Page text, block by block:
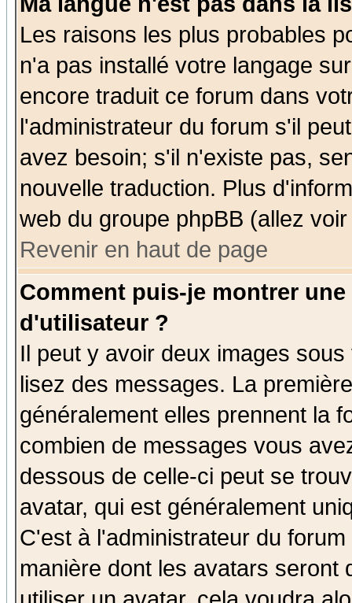
Les raisons les plus probables
n'a pas installé votre langage
encore traduit ce forum dans
l'administrateur du forum s'il
avez besoin; s'il n'existe pas,
nouvelle traduction. Plus
web du groupe phpBB (allez
Revenir en haut de page
Comment puis-je montrer
d'utilisateur ?
Il peut y avoir deux images
lisez des messages. La
généralement elles prennent la
combien de messages vous
dessous de celle-ci peut se
avatar, qui est généralement
C'est à l'administrateur du
manière dont les avatars seront